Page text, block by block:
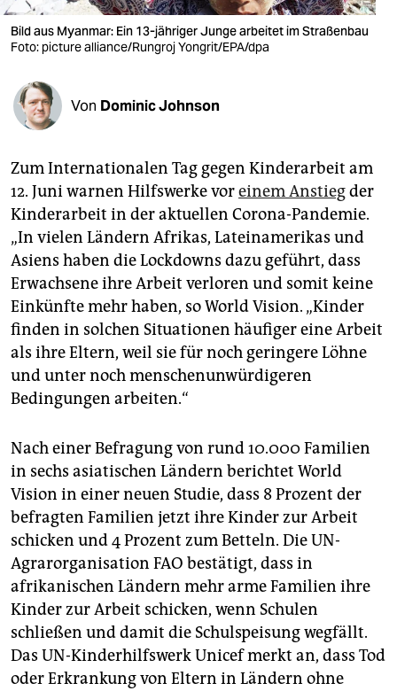
verlag
verlag
veranstaltungen
shop
unterstützen
abo
genossenschaft
epaper login
Bild aus Myanmar: Ein 13-jähriger Junge arbeitet im Straßenbau
Foto: picture alliance/Rungroj Yongrit/EPA/dpa
Von Dominic Johnson
Zum Internationalen Tag gegen Kinderarbeit am
12. Juni warnen Hilfswerke voreinem Anstiegder
Kinderarbeit in der aktuellen Corona-Pandemie.
„In vielen Ländern Afrikas, Lateinamerikas und
Asiens haben die Lockdowns dazu geführt, dass
Erwachsene ihre Arbeit verloren und somit keine
Einkünfte mehr haben, so World Vision. „Kinder
finden in solchen Situationen häufiger eine Arbeit
als ihre Eltern, weil sie für noch geringere Löhne
und unter noch menschenunwürdigeren
Bedingungen arbeiten.“
Nach einer Befragung von rund 10.000 Familien
in sechs asiatischen Ländern berichtet World
Vision in einer neuen Studie, dass 8 Prozent der
befragten Familien jetzt ihre Kinder zur Arbeit
schicken und 4 Prozent zum Betteln. Die UN-
Agrarorganisation FAO bestätigt, dass in
afrikanischen Ländern mehr arme Familien ihre
Kinder zur Arbeit schicken, wenn Schulen
schließen und damit die Schulspeisung wegfällt.
Das UN-Kinderhilfswerk Unicef merkt an, dass Tod
oder Erkrankung von Eltern in Ländern ohne